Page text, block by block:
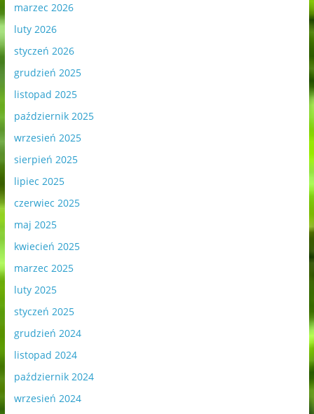
marzec 2026
luty 2026
styczeń 2026
grudzień 2025
listopad 2025
październik 2025
wrzesień 2025
sierpień 2025
lipiec 2025
czerwiec 2025
maj 2025
kwiecień 2025
marzec 2025
luty 2025
styczeń 2025
grudzień 2024
listopad 2024
październik 2024
wrzesień 2024